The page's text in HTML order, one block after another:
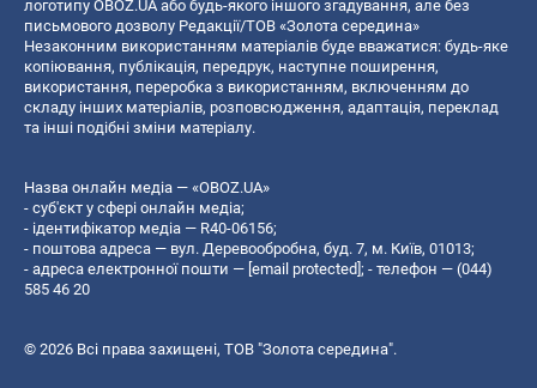
логотипу OBOZ.UA або будь-якого іншого згадування, але без
письмового дозволу Редакції/ТОВ «Золота середина»
Незаконним використанням матеріалів буде вважатися: будь-яке
копiювання, публiкацiя, передрук, наступне поширення,
використання, переробка з використанням, включенням до
складу інших матеріалів, розповсюдження, адаптація, переклад
та інші подібні зміни матеріалу.
Назва онлайн медіа — «OBOZ.UA»
- суб'єкт у сфері онлайн медіа;
- ідентифікатор медіа — R40-06156;
- поштова адреса — вул. Деревообробна, буд. 7, м. Київ, 01013;
- адреса електронної пошти — [email protected]; - телефон — (044)
585 46 20
© 2026 Всі права захищені, ТОВ "Золота середина".